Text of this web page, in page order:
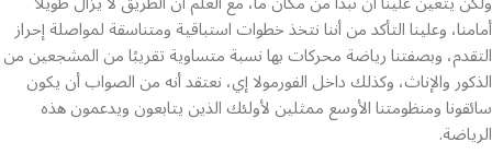
أمامنا، وعلينا التأكد من أننا نتخذ خطوات استباقية ومتناسقة لمواصلة إحراز
التقدم، وبصفتنا رياضة محركات بها نسبة متساوية تقريبًا من المشجعين من
الذكور والإناث، وكذلك داخل الفورمولا إي، نعتقد أنه من الصواب أن يكون
سائقونا ومنظومتنا الأوسع ممثلين لأولئك الذين يتابعون ويدعمون هذه
الرياضة.